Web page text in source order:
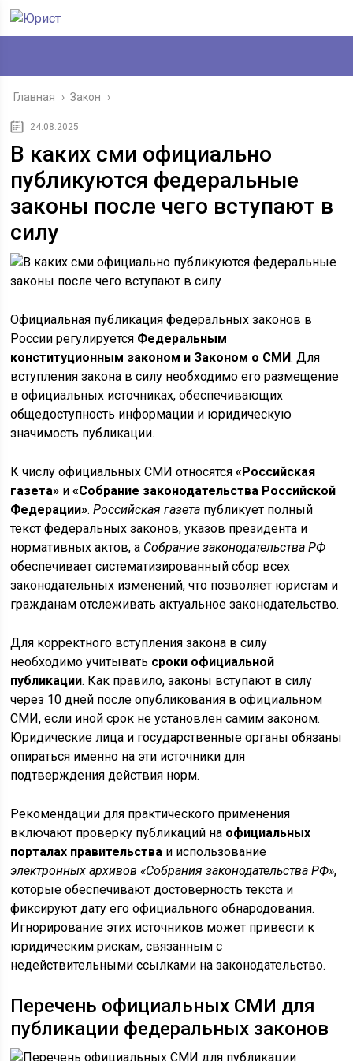
Главная › Закон ›
24.08.2025
В каких сми официально
публикуются федеральные
законы после чего вступают в
силу
Официальная публикация федеральных законов в
России регулируется Федеральным
конституционным законом и Законом о СМИ. Для
вступления закона в силу необходимо его размещение
в официальных источниках, обеспечивающих
общедоступность информации и юридическую
значимость публикации.
К числу официальных СМИ относятся«Российская
газета» и«Собрание законодательства Российской
Федерации».Российская газета публикует полный
текст федеральных законов, указов президента и
нормативных актов, а Собрание законодательства РФ
обеспечивает систематизированный сбор всех
законодательных изменений, что позволяет юристам и
гражданам отслеживать актуальное законодательство.
Для корректного вступления закона в силу
необходимо учитывать сроки официальной
публикации. Как правило, законы вступают в силу
через 10 дней после опубликования в официальном
СМИ, если иной срок не установлен самим законом.
Юридические лица и государственные органы обязаны
опираться именно на эти источники для
подтверждения действия норм.
Рекомендации для практического применения
включают проверку публикаций на официальных
порталах правительства и использование
электронных архивов «Собрания законодательства РФ»,
которые обеспечивают достоверность текста и
фиксируют дату его официального обнародования.
Игнорирование этих источников может привести к
юридическим рискам, связанным с
недействительными ссылками на законодательство.
Перечень официальных СМИ для
публикации федеральных законов